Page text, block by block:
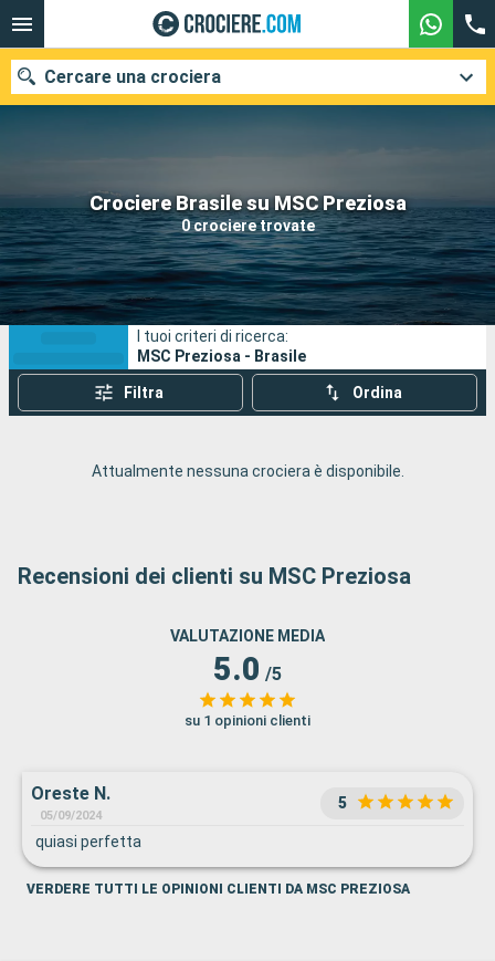
Crociere Brasile su MSC Preziosa
0 crociere trovate
Cercare una crociera
Le nostre destinazioni
Mesi di partenza
Porti Compagnie
Ricerca
I tuoi criteri di ricerca:
MSC Preziosa - Brasile
Filtra Ordina
Attualmente nessuna crociera è disponibile.
Recensioni dei clienti su MSC Preziosa
VALUTAZIONE MEDIA
5.0 /5
su 1 opinioni clienti
Oreste N.
05/09/2024
5
quiasi perfetta
VERDERE TUTTI LE OPINIONI CLIENTI DA MSC PREZIOSA